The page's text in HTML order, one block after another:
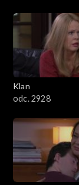
Klan
odc. 2928